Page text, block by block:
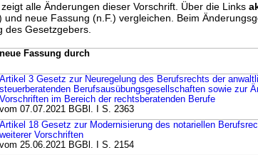
alle Änderungen dieser Vorschrift. Über die Links
und neue Fassung (n.F.) vergleichen. Beim
des Gesetzgebers.
neue Fassung durch
Artikel 3 Gesetz zur Neuregelung des Berufsrechts der
steuerberatenden Berufsausübungsgesellschaften sowie zur
Vorschriften im Bereich der rechtsberatenden Berufe
vom 07.07.2021 BGBl. I S. 2363
Artikel 18 Gesetz zur Modernisierung des notariellen
weiterer Vorschriften
vom 25.06.2021 BGBl. I S. 2154